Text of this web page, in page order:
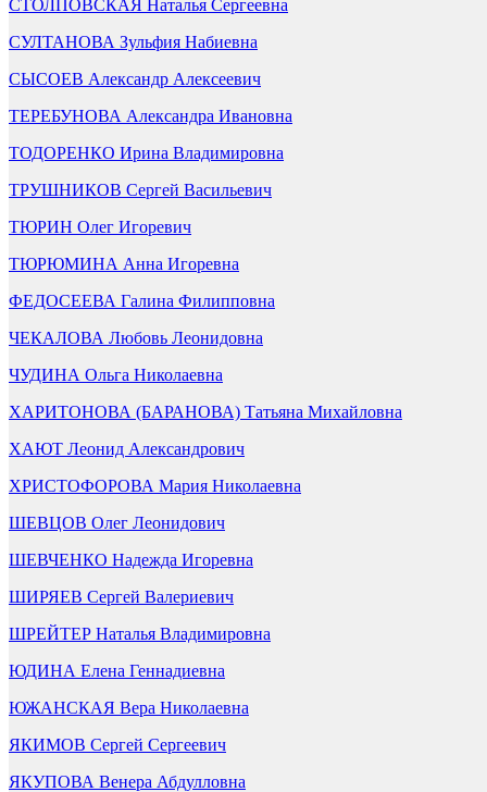
СТОЛПОВСКАЯ Наталья Сергеевна
СУЛТАНОВА Зульфия Набиевна
СЫСОЕВ Александр Алексеевич
ТЕРЕБУНОВА Александра Ивановна
ТОДОРЕНКО Ирина Владимировна
ТРУШНИКОВ Сергей Васильевич
ТЮРИН Олег Игоревич
ТЮРЮМИНА Анна Игоревна
ФЕДОСЕЕВА Галина Филипповна
ЧЕКАЛОВА Любовь Леонидовна
ЧУДИНА Ольга Николаевна
ХАРИТОНОВА (БАРАНОВА) Татьяна Михайловна
ХАЮТ Леонид Александрович
ХРИСТОФОРОВА Мария Николаевна
ШЕВЦОВ Олег Леонидович
ШЕВЧЕНКО Надежда Игоревна
ШИРЯЕВ Сергей Валериевич
ШРЕЙТЕР Наталья Владимировна
ЮДИНА Елена Геннадиевна
ЮЖАНСКАЯ Вера Николаевна
ЯКИМОВ Сергей Сергеевич
ЯКУПОВА Венера Абдулловна